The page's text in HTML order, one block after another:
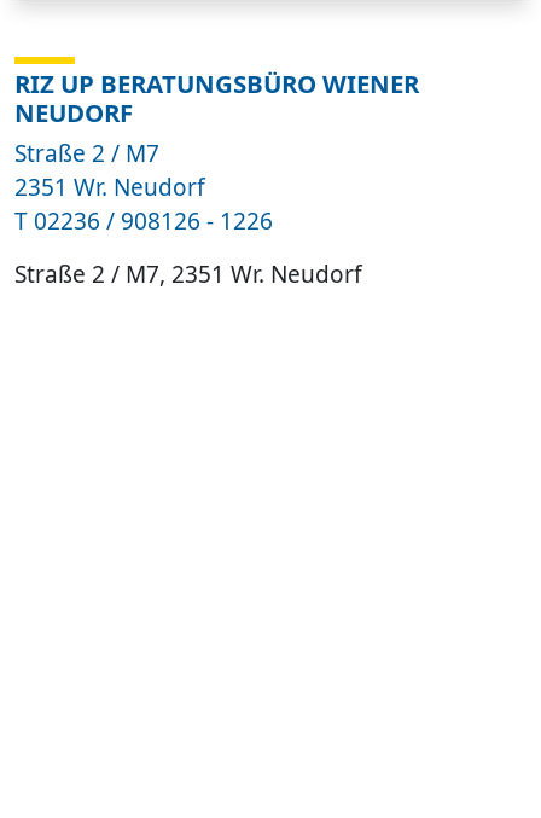
RIZ UP BERATUNGSBÜRO WIENER
NEUDORF
Straße 2 / M7
2351 Wr. Neudorf
T 02236 / 908126 - 1226
Straße 2 / M7, 2351 Wr. Neudorf